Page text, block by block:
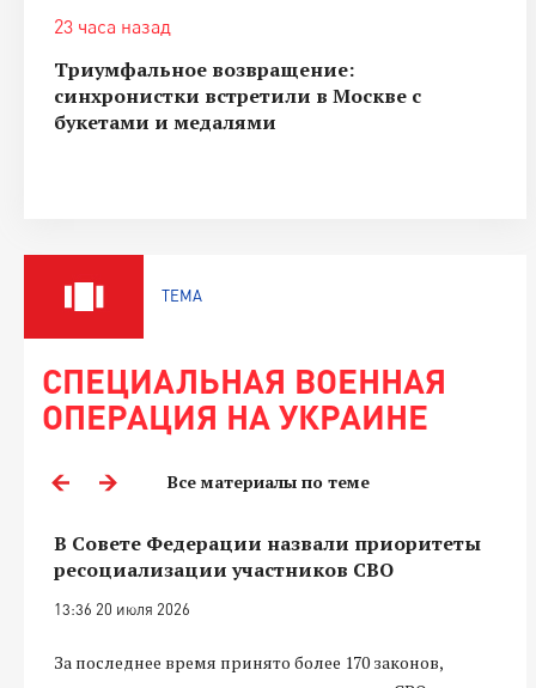
23 часа назад
Триумфальное возвращение:
синхронистки встретили в Москве с
букетами и медалями
ТЕМА
СПЕЦИАЛЬНАЯ ВОЕННАЯ
ОПЕРАЦИЯ НА УКРАИНЕ
Все материалы по теме
В Совете Федерации назвали приоритеты
ресоциализации участников СВО
13:36 20 июля 2026
За последнее время принято более 170 законов,